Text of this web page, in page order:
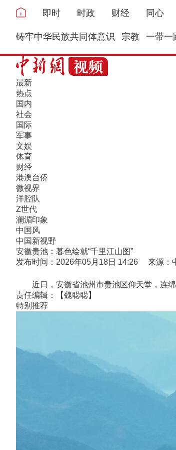
即时 时政 财经 同心
铸牢中华民族共同体意识 宗教 一带一
最新
热点
国内
社会
国际
军事
文娱
体育
财经
港澳台侨
微视界
洋腔队
Z世代
澜湄印象
中国风
中国新视野
安徽贵池：暮色绘就“千里江山图”
发布时间：2026年05月18日 14:26 来源：
近日，安徽省池州市贵池区仰天堂，连绵
责任编辑：【魏聪聪】
特别推荐